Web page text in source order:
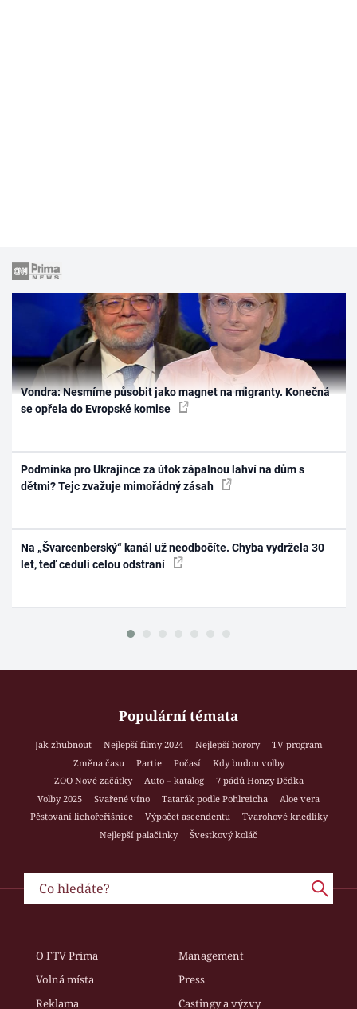
Vondra: Nesmíme působit jako magnet na migranty. Konečná
se opřela do Evropské komise
Podmínka pro Ukrajince za útok zápalnou lahví na dům s
dětmi? Tejc zvažuje mimořádný zásah
Na „Švarcenberský“ kanál už neodbočíte. Chyba vydržela 30
let, teď ceduli celou odstraní
Populární témata
Jak zhubnout Nejlepší filmy 2024 Nejlepší horory
TV program
Změna času
Partie Počasí
Kdy budou volby
ZOO Nové začátky
Auto – katalog
7 pádů Honzy Dědka
Volby 2025
Svařené víno Tatarák podle Pohlreicha
Aloe vera
Pěstování lichořeřišnice
Výpočet ascendentu
Tvarohové knedlíky
Nejlepší palačinky
Švestkový koláč
O FTV Prima
Management
Volná místa
Press
Reklama
Castingy a výzvy